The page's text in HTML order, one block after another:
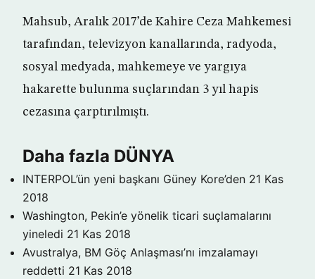
Mahsub, Aralık 2017’de Kahire Ceza Mahkemesi
tarafından, televizyon kanallarında, radyoda,
sosyal medyada, mahkemeye ve yargıya
hakarette bulunma suçlarından 3 yıl hapis
cezasına çarptırılmıştı.
Daha fazla DÜNYA
INTERPOL’ün yeni başkanı Güney Kore’den 21 Kas
2018
Washington, Pekin’e yönelik ticari suçlamalarını
yineledi 21 Kas 2018
Avustralya, BM Göç Anlaşması’nı imzalamayı
reddetti 21 Kas 2018